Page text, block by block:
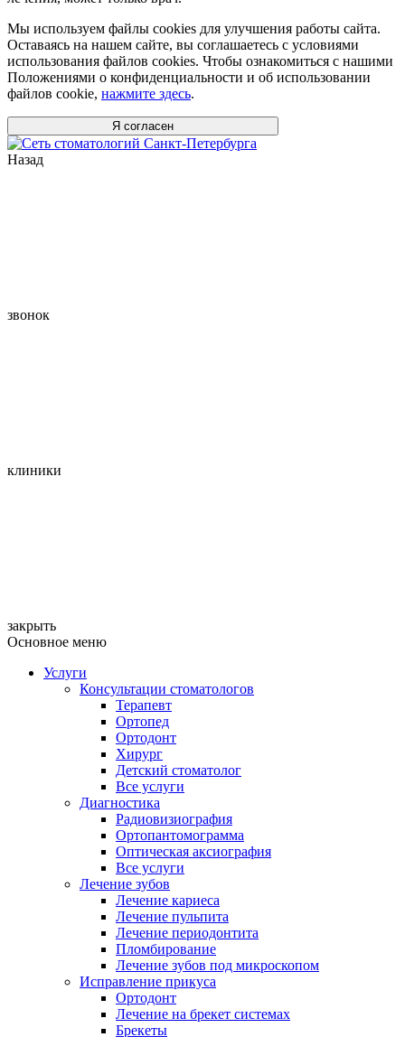
Мы используем файлы cookies для улучшения работы сайта.
Оставаясь на нашем сайте, вы соглашаетесь с условиями
использования файлов cookies. Чтобы ознакомиться с нашими
Положениями о конфиденциальности и об использовании
файлов cookie, нажмите здесь.
Я согласен
Назад
звонок
клиники
закрыть
Основное меню
Услуги
Консультации стоматологов
Терапевт
Ортопед
Ортодонт
Хирург
Детский стоматолог
Все услуги
Диагностика
Радиовизиография
Ортопантомограмма
Оптическая аксиография
Все услуги
Лечение зубов
Лечение кариеса
Лечение пульпита
Лечение периодонтита
Пломбирование
Лечение зубов под микроскопом
Исправление прикуса
Ортодонт
Лечение на брекет системах
Брекеты